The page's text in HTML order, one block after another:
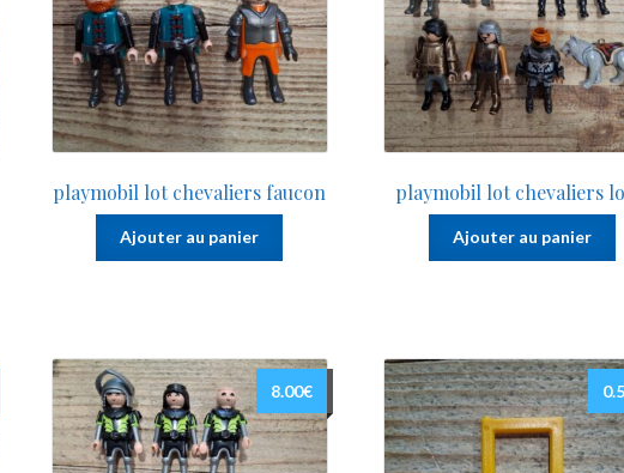
playmobil lot chevaliers faucon
Ajouter au panier
playmobil lot chevaliers
Ajouter au panier
8.00€